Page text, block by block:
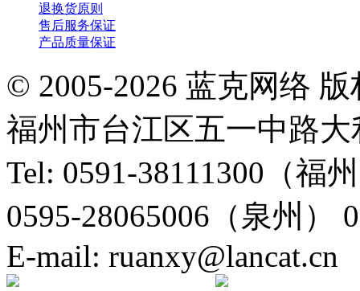
退换货原则
售后服务保证
产品质量保证
© 2005-2026 蓝克网络
福州市台江区五一中路
Tel: 0591-38111300（福
0595-28065006（泉州）
E-mail: ruanxy@lancat.cn